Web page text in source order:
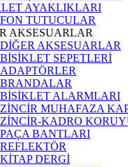
AYAKLIKLARI
TUTUCULAR
AKSESUARLAR
DİĞER AKSESUARLAR
BİSİKLET SEPETLERİ
ADAPTÖRLER
BRANDALAR
BİSİKLET ALARMLARI
ZİNCİR MUHAFAZA
ZİNCİR-KADRO
PAÇA BANTLARI
REFLEKTÖR
KİTAP DERGİ